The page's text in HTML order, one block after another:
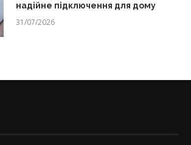
надійне підключення для дому
31/07/2026